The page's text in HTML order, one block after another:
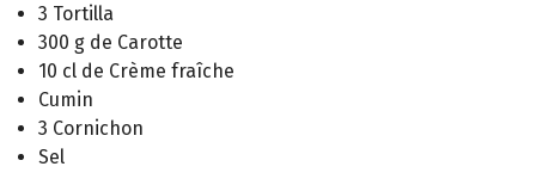
3 Tortilla
300 g de Carotte
10 cl de Crème fraîche
Cumin
3 Cornichon
Sel